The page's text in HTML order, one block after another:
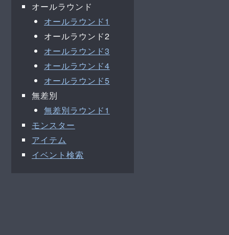
オールラウンド
オールラウンド1
オールラウンド2
オールラウンド3
オールラウンド4
オールラウンド5
無差別
無差別ラウンド1
モンスター
アイテム
イベント検索